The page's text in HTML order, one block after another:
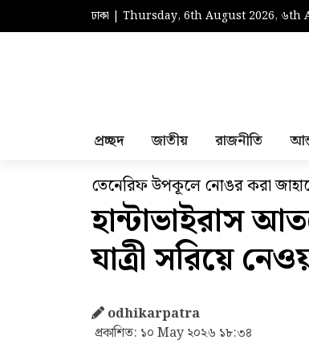
ঢাকা | Thursday, 6th August 2026, ৬th
প্রচ্ছদ জাতীয় রাজনীতি
তেনেরিফ উপকূলে নোঙর করা
হান্টাভাইরাস
যাত্রী সরিয়ে
odhikarpatra
প্রকাশিত: ১০ May ২০২৬ ১৮:৩৪